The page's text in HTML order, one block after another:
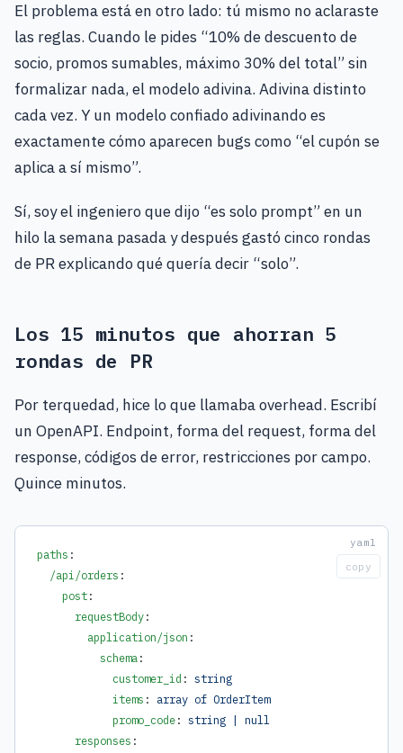
El problema está en otro lado: tú mismo no aclaraste
las reglas. Cuando le pides “10% de descuento de
socio, promos sumables, máximo 30% del total” sin
formalizar nada, el modelo adivina. Adivina distinto
cada vez. Y un modelo confiado adivinando es
exactamente cómo aparecen bugs como “el cupón se
aplica a sí mismo”.
Sí, soy el ingeniero que dijo “es solo prompt” en un
hilo la semana pasada y después gastó cinco rondas
de PR explicando qué quería decir “solo”.
Los 15 minutos que ahorran 5
rondas de PR
Por terquedad, hice lo que llamaba overhead. Escribí
un OpenAPI. Endpoint, forma del request, forma del
response, códigos de error, restricciones por campo.
Quince minutos.
paths :
  /api/orders
:
    post
:
      requestBody
:
        application/json
:
          schema
:
            customer_id
: string
            items
: array of OrderItem
            promo_code
: string | null
      responses
:
copy